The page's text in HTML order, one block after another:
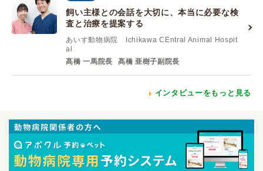
飼い主様との会話を大切に、本当に必要な検
査と治療を提案する
あいす動物病院 Ichikawa CEntral Animal Hospit
al
髙橋 一馬院長
髙橋 亜樹子副院長
インタビューをもっと見る